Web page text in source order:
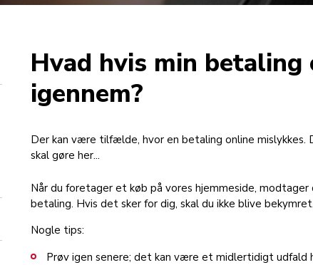
Hvad hvis min
igennem?
Der kan være tilfælde, hvor en betaling online mislykkes.
skal gøre her...
Når du foretager et køb på vores hjemmeside,
betaling. Hvis det sker for dig, skal du ikke blive bekymret.
Nogle tips:
Prøv igen senere; det kan være et midlertidigt udfald